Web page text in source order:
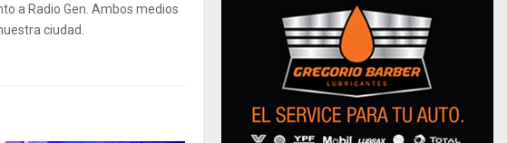
a Radio Gen. Ambos medios
ciudad.